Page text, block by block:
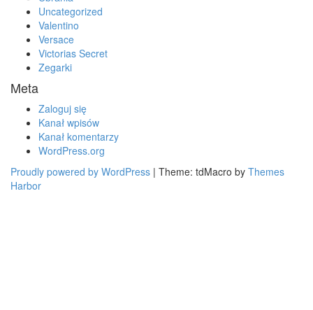
Uncategorized
Valentino
Versace
Victorias Secret
Zegarki
Meta
Zaloguj się
Kanał wpisów
Kanał komentarzy
WordPress.org
Proudly powered by WordPress | Theme: tdMacro by Themes
Harbor